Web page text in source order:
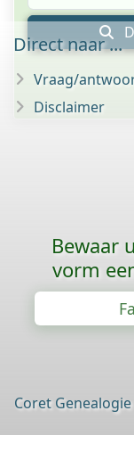
Direct naar ...
Vraag/
Disclaimer
Bewaar
vorm
Coret Genealogie